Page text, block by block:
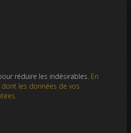
réduire les indésirables. En
les données de vos
.